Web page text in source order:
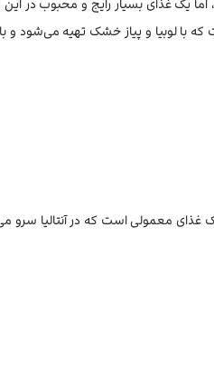
که با لوبیا و پیاز خشک تهیه
یک غذای معمولی است که در آنتالیا